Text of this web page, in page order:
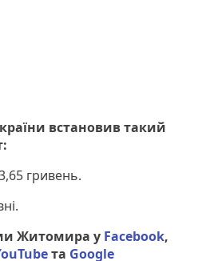
встановив такий
гривень.
Житомира у Facebook,
та Google